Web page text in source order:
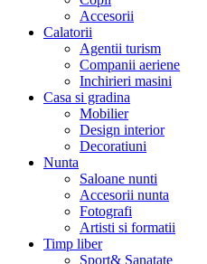
Accesorii
Calatorii
Agentii turism
Companii aeriene
Inchirieri masini
Casa si gradina
Mobilier
Design interior
Decoratiuni
Nunta
Saloane nunti
Accesorii nunta
Fotografi
Artisti si formatii
Timp liber
Sport& Sanatate